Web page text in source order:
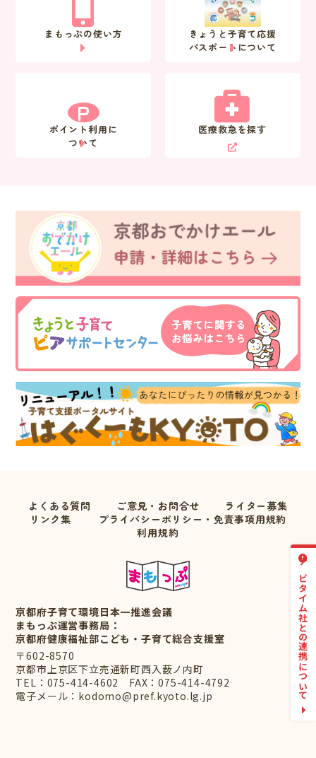
まもっぷの使い方
きょうと子育て応援
パスポートについて
P
ポイント利用に
ついて
医療救急を探す
よくある質問 ご意見・お問合せ
ライター募集
リンク集
プライバシーポリシー・免責事項用規約
利用規約
京都府子育て環境日本一推進会議
まもっぷ運営事務局：
京都府健康福祉部こども・子育て総合支援室
〒602-8570
京都市上京区下立売通新町西入薮ノ内町
TEL： 075-414-4602
FAX：075-414-4792
電子メール： kodomo@pref.kyoto.lg.jp ナビタイム社との連携について